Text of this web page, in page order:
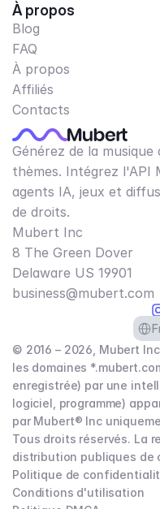
À propos
Blog
FAQ
À propos
Affiliés
Contacts
Générez de la
thèmes. Intégrez l'API
agents IA, jeux et
de droits.
Mubert Inc
8 The Green Dover
Delaware US 19901​
business@mubert.com
© 2016 – 2026, Mubert
les domaines
enregistrée) par une
logiciel, programme)
par Mubert® Inc
Tous droits réservés. La
distribution publiques de
Politique de
Conditions d'utilisation